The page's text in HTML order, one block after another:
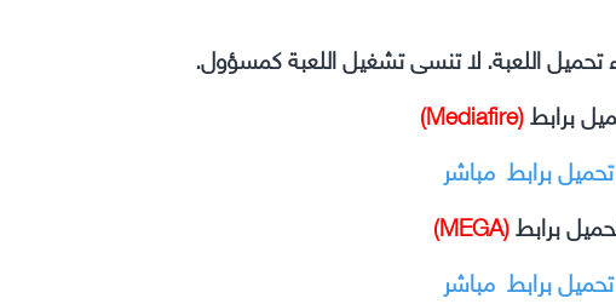
تحميل اللعبة. لا تنسى تشغيل اللعبة كمسؤول.
برابط(Mediafire)
تحميل برابط مباشر
برابط(MEGA)
تحميل برابط مباشر